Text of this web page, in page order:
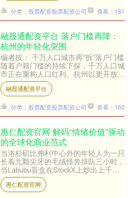
分类：股票配资股票配资公司 查看：181
融股通配资平台 落户门槛再降：
杭州的年轻化突围
编者按： 千万人口城市再“拆”落户门槛
随着户籍门槛的持续下探，千万人口城
市正在重构人口红利。杭州以更开放的
姿态吸引青年劳动力，多个大城市破除
本科“40岁落户限....
融股通配资平台
分类：股票配资股票配资公司 查看：160
惠仁配资官网 解码“情绪价值”驱动
的全球化商业范式
当洛杉矶比弗利中心外的年轻人为一只
长着九颗尖牙的毛绒怪兽排队三小时，
当Labubu盲盒在StockX上炒出上千美
元溢价，这个由中国香港艺术家创作、
泡泡玛特孵化的....
惠仁配资官网